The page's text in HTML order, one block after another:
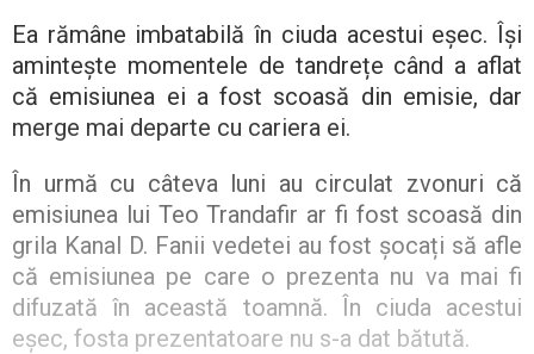
Ea rămâne imbatabilă în ciuda acestui eșec. Își
amintește momentele de tandrețe când a aflat
că emisiunea ei a fost scoasă din emisie, dar
merge mai departe cu cariera ei.
În urmă cu câteva luni au circulat zvonuri că
emisiunea lui Teo Trandafir ar fi fost scoasă din
grila Kanal D. Fanii vedetei au fost șocați să afle
că emisiunea pe care o prezenta nu va mai fi
difuzată în această toamnă. În ciuda acestui
eșec, fosta prezentatoare nu s-a dat bătută.